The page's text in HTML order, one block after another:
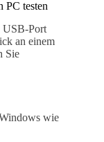
PC testen
USB-Port
an einem
Sie
wie